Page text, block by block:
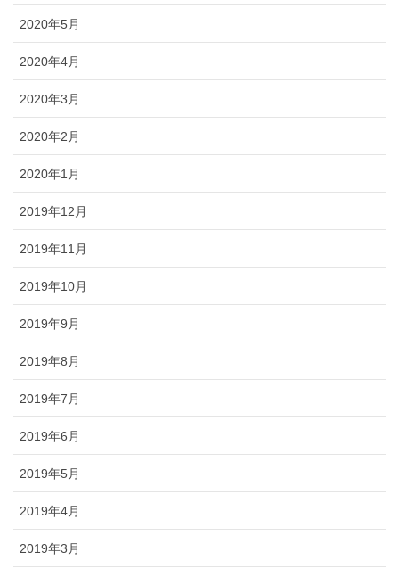
2020年5月
2020年4月
2020年3月
2020年2月
2020年1月
2019年12月
2019年11月
2019年10月
2019年9月
2019年8月
2019年7月
2019年6月
2019年5月
2019年4月
2019年3月